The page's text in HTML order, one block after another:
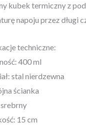
kubek termiczny z
napoju przez długi
techniczne:
400 ml
stal nierdzewna
ścianka
15 cm